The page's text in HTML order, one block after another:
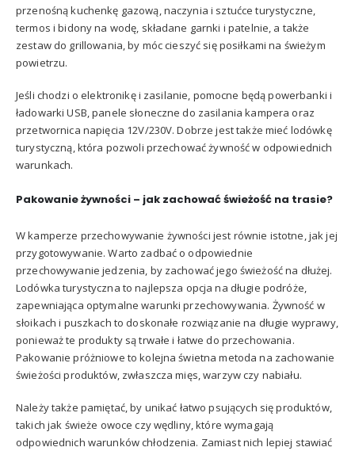
przenośną kuchenkę gazową, naczynia i sztućce turystyczne,
termos i bidony na wodę, składane garnki i patelnie, a także
zestaw do grillowania, by móc cieszyć się posiłkami na świeżym
powietrzu.
Jeśli chodzi o elektronikę i zasilanie, pomocne będą powerbanki i
ładowarki USB, panele słoneczne do zasilania kampera oraz
przetwornica napięcia 12V/230V. Dobrze jest także mieć lodówkę
turystyczną, która pozwoli przechować żywność w odpowiednich
warunkach.
Pakowanie żywności – jak zachować świeżość na trasie?
W kamperze przechowywanie żywności jest równie istotne, jak jej
przygotowywanie. Warto zadbać o odpowiednie
przechowywanie jedzenia, by zachować jego świeżość na dłużej.
Lodówka turystyczna to najlepsza opcja na długie podróże,
zapewniająca optymalne warunki przechowywania. Żywność w
słoikach i puszkach to doskonałe rozwiązanie na długie wyprawy,
ponieważ te produkty są trwałe i łatwe do przechowania.
Pakowanie próżniowe to kolejna świetna metoda na zachowanie
świeżości produktów, zwłaszcza mięs, warzyw czy nabiału.
Należy także pamiętać, by unikać łatwo psujących się produktów,
takich jak świeże owoce czy wędliny, które wymagają
odpowiednich warunków chłodzenia. Zamiast nich lepiej stawiać